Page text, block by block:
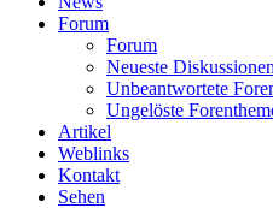
Forum
Forum
Neueste Diskussionen
Unbeantwortete
Ungelöste
Artikel
Weblinks
Kontakt
Sehen